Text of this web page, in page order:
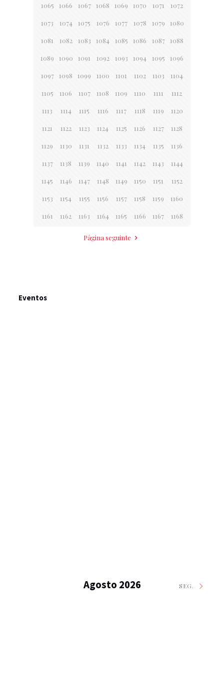
1065 1066 1067 1068 1069 1070 1071 1072
1073 1074 1075 1076 1077 1078 1079 1080
1081 1082 1083 1084 1085 1086 1087 1088
1089 1090 1091 1092 1093 1094 1095 1096
1097 1098 1099 1100 1101 1102 1103 1104
1105 1106 1107 1108 1109 1110 1111 1112
1113 1114 1115 1116 1117 1118 1119 1120
1121 1122 1123 1124 1125 1126 1127 1128
1129 1130 1131 1132 1133 1134 1135 1136
1137 1138 1139 1140 1141 1142 1143 1144
1145 1146 1147 1148 1149 1150 1151 1152
1153 1154 1155 1156 1157 1158 1159 1160
1161 1162 1163 1164 1165 1166 1167 1168
Página seguinte
Eventos
Agosto 2026 SEG.